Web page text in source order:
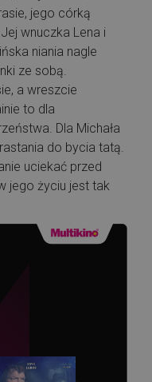
jego córką
wnuczka Lena i
niania nagle
ze sobą.
a wreszcie
to dla
Dla Michała
do bycia tatą.
uciekać przed
jego życiu jest tak